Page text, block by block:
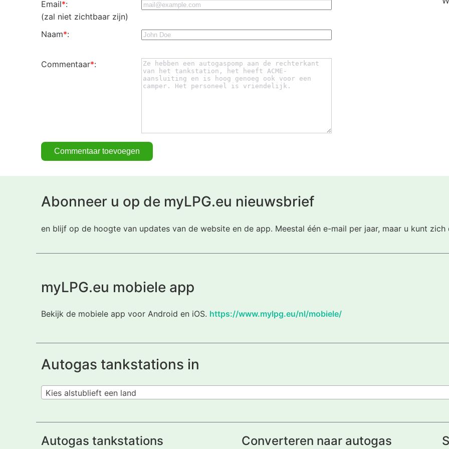
Email*:
(zal niet zichtbaar zijn)
Naam*:
Commentaar*:
Abonneer u op de myLPG.eu nieuwsbrief
en blijf op de hoogte van updates van de website en de app. Meestal één e-mail per jaar, maar u kunt
myLPG.eu mobiele app
Bekijk de mobiele app voor Android en iOS. https://www.mylpg.eu/nl/mobiele/
Autogas tankstations in
Kies alstublieft een land
Autogas tankstations Converteren naar autogas